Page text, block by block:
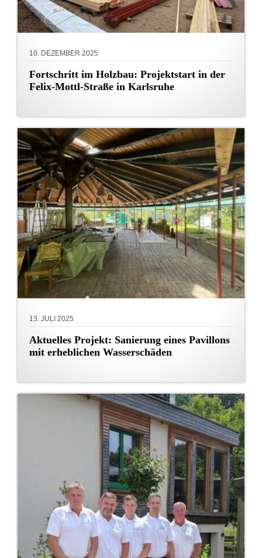
10. DEZEMBER 2025
Fortschritt im Holzbau: Projektstart in der
Felix-Mottl-Straße in Karlsruhe
13. JULI 2025
Aktuelles Projekt: Sanierung eines Pavillons
mit erheblichen Wasserschäden